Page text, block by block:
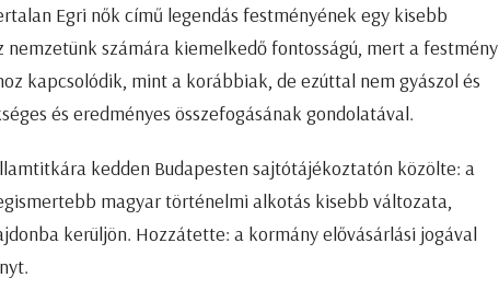
Egri nők című legendás festményének egy kisebb
számára kiemelkedő fontosságú, mert a festmény
kapcsolódik, mint a korábbiak, de ezúttal nem gyászol és
és eredményes összefogásának gondolatával.
kedden Budapesten sajtótájékoztatón közölte: a
magyar történelmi alkotás kisebb változata,
kerüljön. Hozzátette: a kormány elővásárlási jogával